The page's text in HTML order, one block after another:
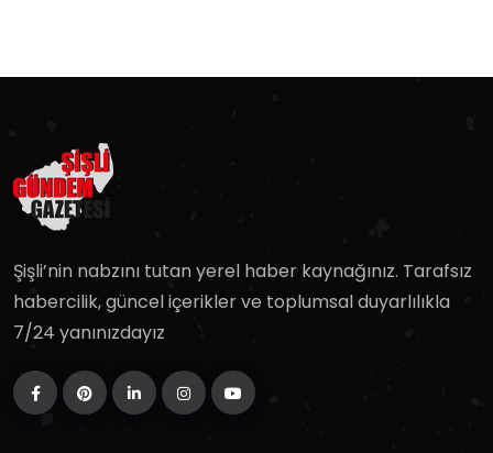
Şişli’nin nabzını tutan yerel haber kaynağınız. Tarafsız
habercilik, güncel içerikler ve toplumsal duyarlılıkla
7/24 yanınızdayız